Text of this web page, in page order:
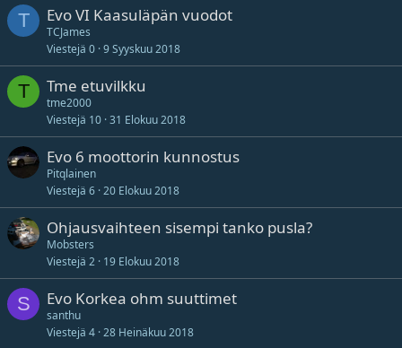
T Evo VI Kaasuläpän vuodot
TCJames
Viestejä 0 9 Syyskuu 2018
T Tme etuvilkku
tme2000
Viestejä 10 31 Elokuu 2018
Evo 6 moottorin kunnostus
Pitqlainen
Viestejä 6 20 Elokuu 2018
Ohjausvaihteen sisempi tanko pusla?
Mobsters
Viestejä 2 19 Elokuu 2018
S Evo Korkea ohm suuttimet
santhu
Viestejä 4 28 Heinäkuu 2018